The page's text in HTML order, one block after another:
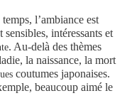
l’ambiance est
intéressants et
. Au-delà des thèmes
la naissance, la mort
coutumes japonaises.
beaucoup aimé le